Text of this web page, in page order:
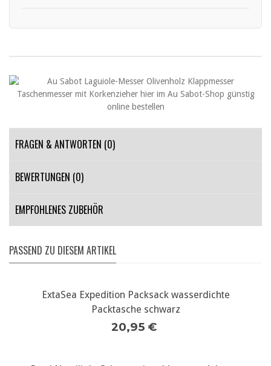
FRAGEN & ANTWORTEN (0)
BEWERTUNGEN (0)
EMPFOHLENES ZUBEHÖR
PASSEND ZU DIESEM ARTIKEL
ExtaSea Expedition Packsack wasserdichte
Packtasche schwarz
20,95 €